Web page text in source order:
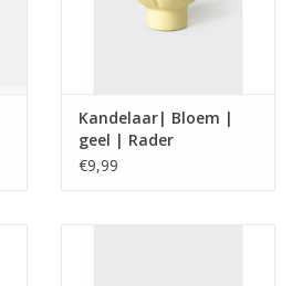
Kandelaar| Bloem |
geel | Rader
€9,99